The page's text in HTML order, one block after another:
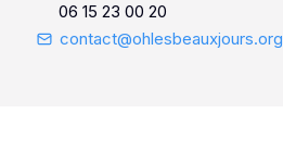
06 15 23 00 20
contact@ohlesbeauxjours.org